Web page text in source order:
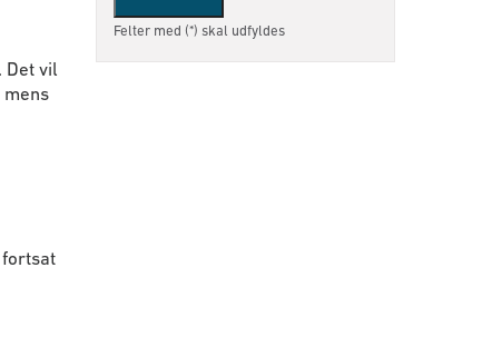
Det vil
Felter med (*) skal udfyldes